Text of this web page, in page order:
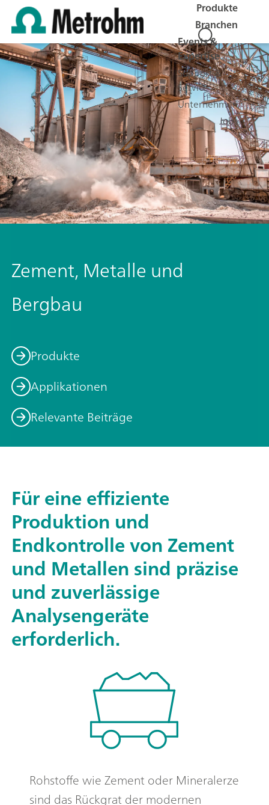
Produkte
Branchen
Events &
Expertise
Support &
Service
Unternehmen
Jobs
Zement, Metalle und
Bergbau
Produkte
Applikationen
Relevante Beiträge
Für eine effiziente
Produktion und
Endkontrolle von Zement
und Metallen sind präzise
und zuverlässige
Analysengeräte
erforderlich.
Rohstoffe wie Zement oder Mineralerze
sind das Rückgrat der modernen